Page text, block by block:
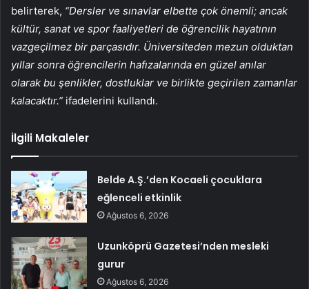
belirterek, “Dersler ve sınavlar elbette çok önemli; ancak
kültür, sanat ve spor faaliyetleri de öğrencilik hayatının
vazgeçilmez bir parçasıdır. Üniversiteden mezun olduktan
yıllar sonra öğrencilerin hafızalarında en güzel anılar
olarak bu şenlikler, dostluklar ve birlikte geçirilen zamanlar
kalacaktır.” ifadelerini kullandı.
İlgili Makaleler
Belde A.Ş.’den Kocaeli çocuklara
eğlenceli etkinlik
Ağustos 6, 2026
Uzunköprü Gazetesi’nden mesleki
gurur
Ağustos 6, 2026